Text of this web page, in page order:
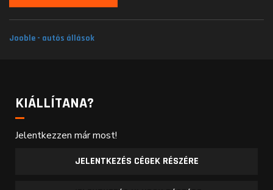
Jooble - autós állások
KIÁLLÍTANA?
Jelentkezzen már most!
JELENTKEZÉS CÉGEK RÉSZÉRE